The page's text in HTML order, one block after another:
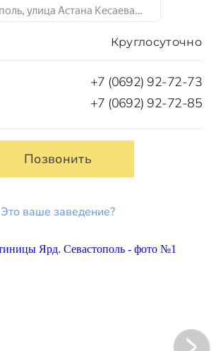
Круглосуточно
+7 (0692) 92-72-73
+7 (0692) 92-72-85
Позвонить
Это ваше заведение?
Севастополь, улица Астана Кесаева, 9